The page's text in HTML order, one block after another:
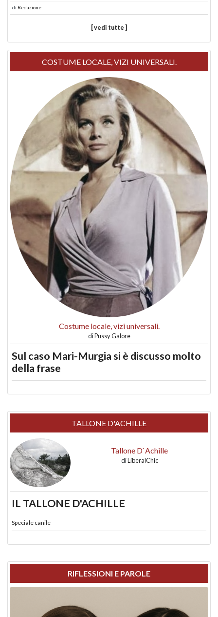
di Redazione
[ vedi tutte ]
COSTUME LOCALE, VIZI UNIVERSALI.
Costume locale, vizi universali.
diPussy Galore
Sul caso Mari-Murgia si è discusso molto
della frase
TALLONE D'ACHILLE
Tallone D`Achille
diLiberalChic
IL TALLONE D'ACHILLE
Speciale canile
RIFLESSIONI E PAROLE